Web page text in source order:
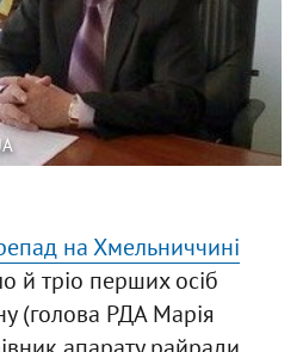
на Хмельниччині
й тріо перших осіб
(голова РДА Марія